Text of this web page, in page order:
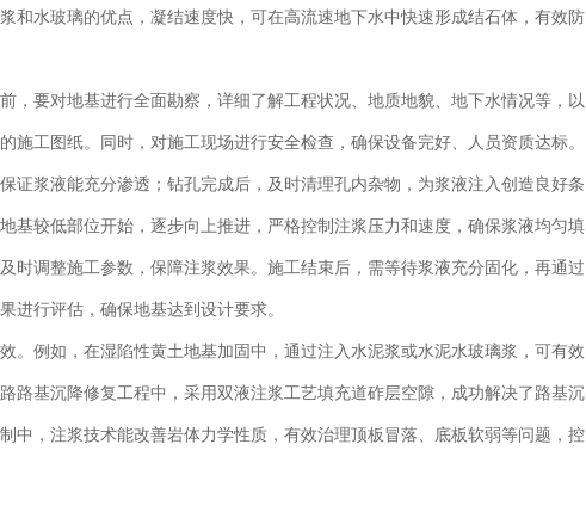
和水玻璃的优点，凝结速度快，可在高流速地下水中快速形成结石体，有效防
，要对地基进行全面勘察，详细了解工程状况、地质地貌、地下水情况等，以
工图纸。同时，对施工现场进行安全检查，确保设备完好、人员资质达标。
证浆液能充分渗透；钻孔完成后，及时清理孔内杂物，为浆液注入创造良好条
基较低部位开始，逐步向上推进，严格控制注浆压力和速度，确保浆液均匀填
时调整施工参数，保障注浆效果。施工结束后，需等待浆液充分固化，再通过
进行评估，确保地基达到设计要求。
。例如，在湿陷性黄土地基加固中，通过注入水泥浆或水泥水玻璃浆，可有效
路基沉降修复工程中，采用双液注浆工艺填充道砟层空隙，成功解决了路基沉
中，注浆技术能改善岩体力学性质，有效治理顶板冒落、底板软弱等问题，控